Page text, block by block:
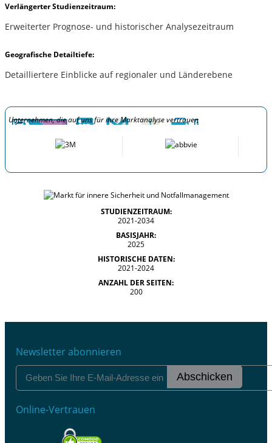
Verlängerter Studienzeitraum:
Erweiterter Prognose- und historischer Analysezeitraum
Geografische Detailtiefe:
Detailliertere Einblicke auf regionaler und Länderebene
Unternehmen, die auf uns für ihre Marktanalyse vertrauen
STUDIENZEITRAUM:
2021-2034
BASISJAHR:
2025
HISTORISCHE DATEN:
2021-2024
ANZAHL DER SEITEN:
200
Newsletter abonnieren
Abschicken
Online-Vertrauen